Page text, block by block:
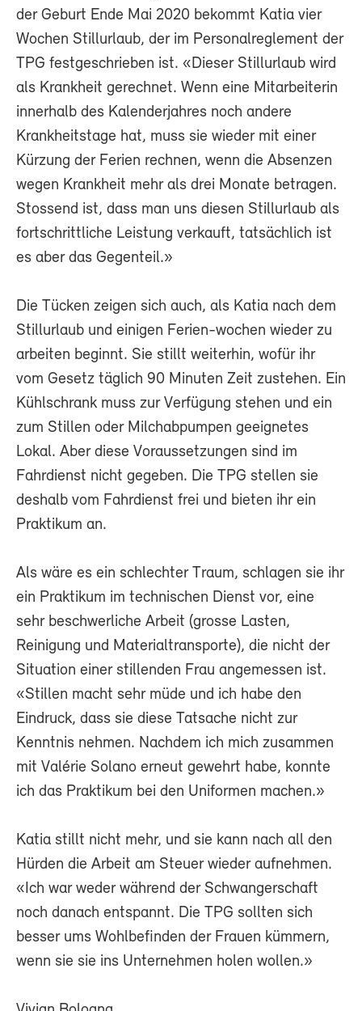
der Geburt Ende Mai 2020 bekommt Katia vier
Wochen Stillurlaub, der im Personalreglement der
TPG festgeschrieben ist. «Dieser Stillurlaub wird
als Krankheit gerechnet. Wenn eine Mitarbeiterin
innerhalb des Kalenderjahres noch andere
Krankheitstage hat, muss sie wieder mit einer
Kürzung der Ferien rechnen, wenn die Absenzen
wegen Krankheit mehr als drei Monate betragen.
Stossend ist, dass man uns diesen Stillurlaub als
fortschrittliche Leistung verkauft, tatsächlich ist
es aber das Gegenteil.»
Die Tücken zeigen sich auch, als Katia nach dem
Stillurlaub und einigen Ferien-wochen wieder zu
arbeiten beginnt. Sie stillt weiterhin, wofür ihr
vom Gesetz täglich 90 Minuten Zeit zustehen. Ein
Kühlschrank muss zur Verfügung stehen und ein
zum Stillen oder Milchabpumpen geeignetes
Lokal. Aber diese Voraussetzungen sind im
Fahrdienst nicht gegeben. Die TPG stellen sie
deshalb vom Fahrdienst frei und bieten ihr ein
Praktikum an.
Als wäre es ein schlechter Traum, schlagen sie ihr
ein Praktikum im technischen Dienst vor, eine
sehr beschwerliche Arbeit (grosse Lasten,
Reinigung und Materialtransporte), die nicht der
Situation einer stillenden Frau angemessen ist.
«Stillen macht sehr müde und ich habe den
Eindruck, dass sie diese Tatsache nicht zur
Kenntnis nehmen. Nachdem ich mich zusammen
mit Valérie Solano erneut gewehrt habe, konnte
ich das Praktikum bei den Uniformen machen.»
Katia stillt nicht mehr, und sie kann nach all den
Hürden die Arbeit am Steuer wieder aufnehmen.
«Ich war weder während der Schwangerschaft
noch danach entspannt. Die TPG sollten sich
besser ums Wohlbefinden der Frauen kümmern,
wenn sie sie ins Unternehmen holen wollen.»